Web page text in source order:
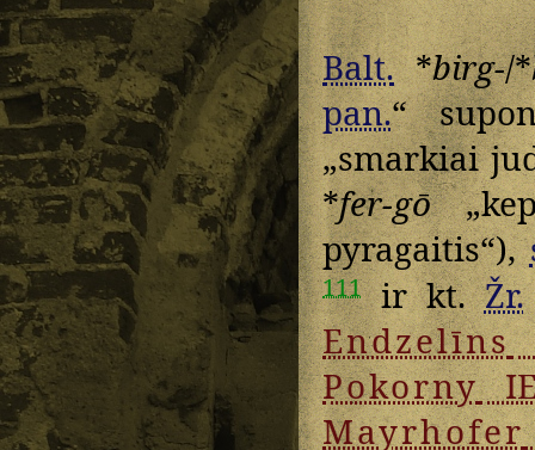
Balt.*birg-/*
pan.“
„smarkiai
*fer-gō
pyragaitis“),
111ir kt.Žr.
Endzelīns
Pokorny
Mayrhofer